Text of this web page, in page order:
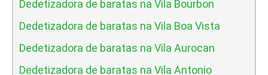
Dedetizadora de baratas na Vila Bourbon
Dedetizadora de baratas na Vila Boa Vista
Dedetizadora de baratas na Vila Aurocan
Dedetizadora de baratas na Vila Antonio